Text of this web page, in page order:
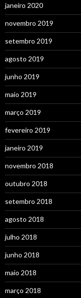
janeiro 2020
novembro 2019
setembro 2019
agosto 2019
junho 2019
maio 2019
março 2019
fevereiro 2019
janeiro 2019
novembro 2018
outubro 2018
setembro 2018
agosto 2018
julho 2018
junho 2018
maio 2018
março 2018